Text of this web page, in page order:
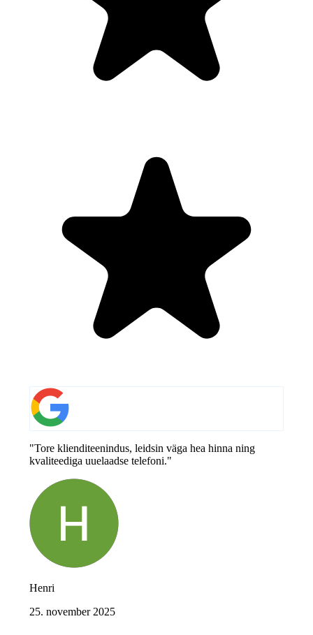
"Tore klienditeenindus, leidsin väga hea hinna ning
kvaliteediga uuelaadse telefoni."
Henri
25. november 2025